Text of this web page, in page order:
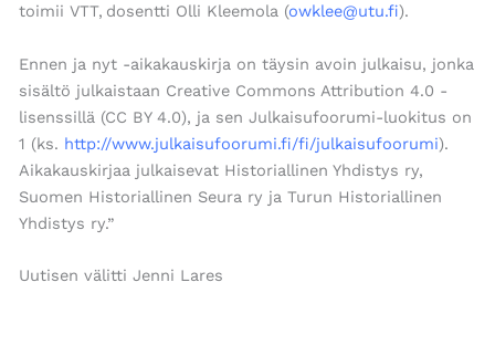
toimii VTT, dosentti Olli Kleemola (owklee@utu.fi).
Ennen ja nyt -aikakauskirja on täysin avoin julkaisu, jonka
sisältö julkaistaan Creative Commons Attribution 4.0 -
lisenssillä (CC BY 4.0), ja sen Julkaisufoorumi-luokitus on
1 (ks. http://www.julkaisufoorumi.fi/fi/julkaisufoorumi).
Aikakauskirjaa julkaisevat Historiallinen Yhdistys ry,
Suomen Historiallinen Seura ry ja Turun Historiallinen
Yhdistys ry.”
Uutisen välitti Jenni Lares